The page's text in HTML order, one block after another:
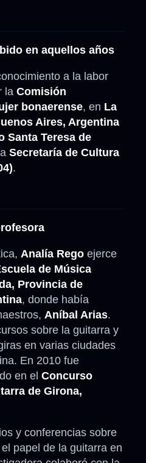
en aquellos años
a la labor
la Comisión
bonaerense, en La
Aires, Argentina
Santa Teresa de
Secretaría de Cultura
.
Analía Rego ejerce
de Música
Provincia de
, donde había
Aníbal Arias.
sobre la guitarra y
en varias ciudades
En 2010 fue
en el Concurso
de Girona,
y conferencias sobre
papel de la guitarra en